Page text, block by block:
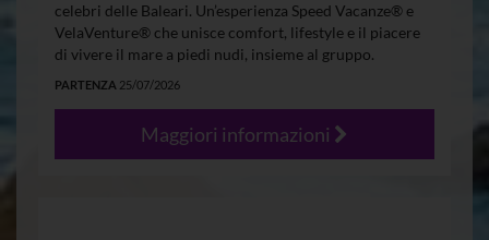
celebri delle Baleari. Un’esperienza Speed Vacanze® e
VelaVenture® che unisce comfort, lifestyle e il piacere
di vivere il mare a piedi nudi, insieme al gruppo.
PARTENZA 25/07/2026
Maggiori informazioni